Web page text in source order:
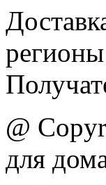
регионы
@
для